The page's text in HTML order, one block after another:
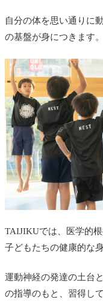
自分の体を思い通りに
の基盤が身につきます。
TAIJIKUでは、医学的
子どもたちの健康的な
運動神経の発達の土台
の指導のもと、習得し